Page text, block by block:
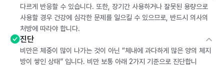
다르게 반응할 수 있습니다. 또한, 장기간 사용하거나 잘못된 용량으로
사용할 경우 건강에 심각한 문제를 일으킬 수 있으므로, 반드시 의사의
처방에 따라야 합니다.
진단
비만은 체중이 많이 나가는 것이 아닌 “체내에 과다하게 많은 양의 체지
방이 쌓인 상태” 입니다. 비만 보통 아래 2가지 기준으로 진단합니